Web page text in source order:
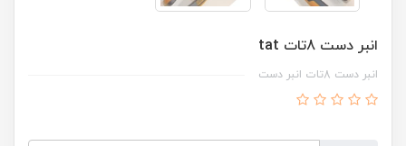
انبر دست 8تات tat
انبر دست 8تات انبر دست